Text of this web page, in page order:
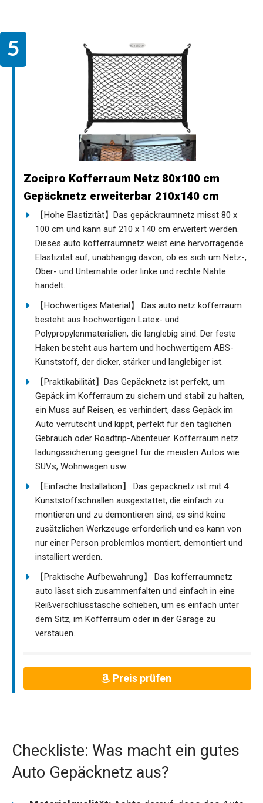
Zocipro Kofferraum Netz 80x100 cm
Gepäcknetz erweiterbar 210x140 cm
【Hohe Elastizität】Das gepäckraumnetz misst 80 x
100 cm und kann auf 210 x 140 cm erweitert werden.
Dieses auto kofferraumnetz weist eine hervorragende
Elastizität auf, unabhängig davon, ob es sich um Netz-,
Ober- und Unternähte oder linke und rechte Nähte
handelt.
【Hochwertiges Material】 Das auto netz kofferraum
besteht aus hochwertigen Latex- und
Polypropylenmaterialien, die langlebig sind. Der feste
Haken besteht aus hartem und hochwertigem ABS-
Kunststoff, der dicker, stärker und langlebiger ist.
【Praktikabilität】Das Gepäcknetz ist perfekt, um
Gepäck im Kofferraum zu sichern und stabil zu halten,
ein Muss auf Reisen, es verhindert, dass Gepäck im
Auto verrutscht und kippt, perfekt für den täglichen
Gebrauch oder Roadtrip-Abenteuer. Kofferraum netz
ladungssicherung geeignet für die meisten Autos wie
SUVs, Wohnwagen usw.
【Einfache Installation】 Das gepäcknetz ist mit 4
Kunststoffschnallen ausgestattet, die einfach zu
montieren und zu demontieren sind, es sind keine
zusätzlichen Werkzeuge erforderlich und es kann von
nur einer Person problemlos montiert, demontiert und
installiert werden.
【Praktische Aufbewahrung】 Das kofferraumnetz
auto lässt sich zusammenfalten und einfach in eine
Reißverschlusstasche schieben, um es einfach unter
dem Sitz, im Kofferraum oder in der Garage zu
verstauen.
Preis prüfen
Checkliste: Was macht ein gutes
Auto Gepäcknetz aus?